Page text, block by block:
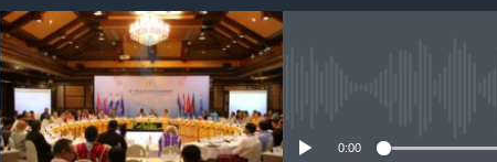
0:00